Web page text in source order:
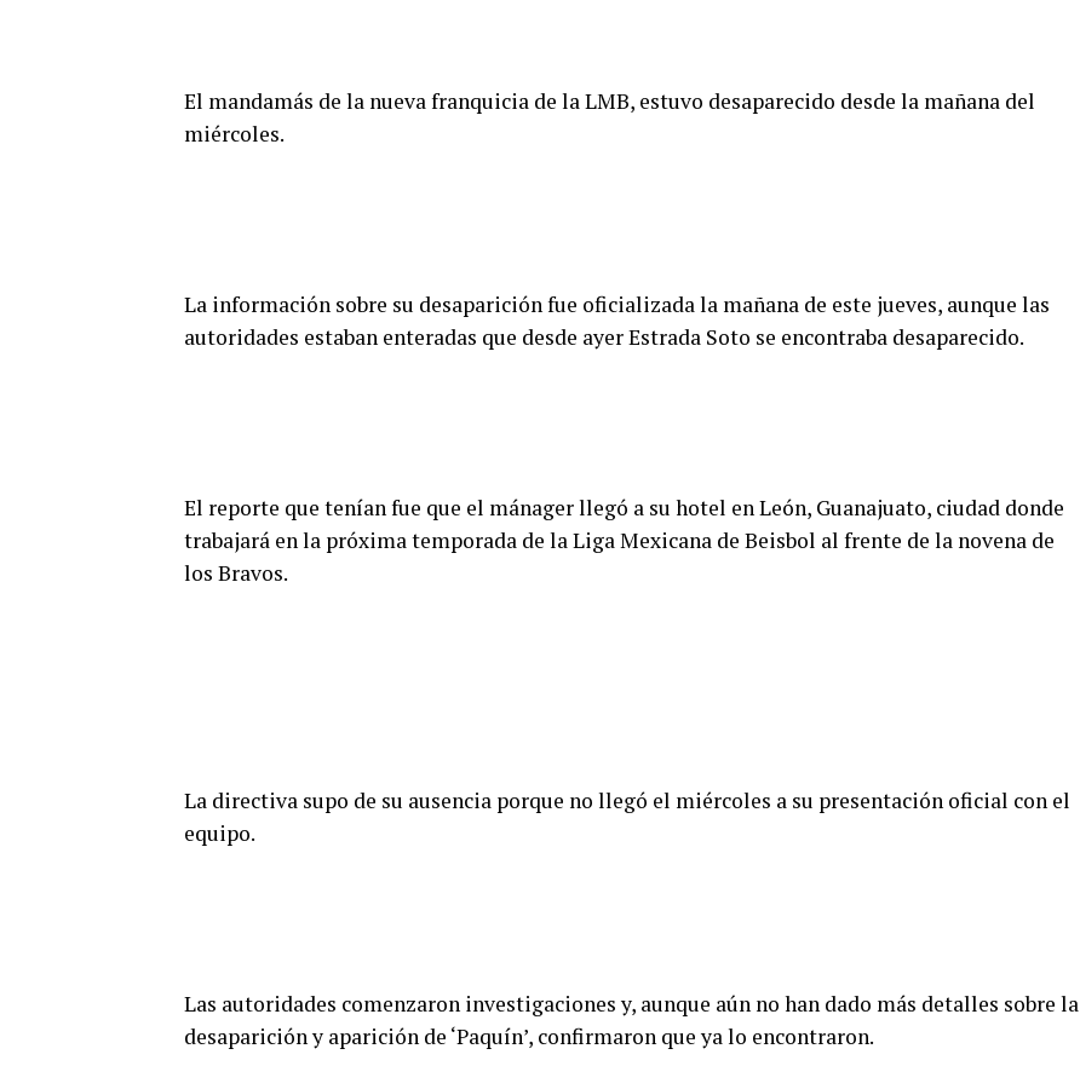
El mandamás de la nueva franquicia de la LMB, estuvo desaparecido desde la mañana del
miércoles.
La información sobre su desaparición fue oficializada la mañana de este jueves, aunque las
autoridades estaban enteradas que desde ayer Estrada Soto se encontraba desaparecido.
El reporte que tenían fue que el mánager llegó a su hotel en León, Guanajuato, ciudad donde
trabajará en la próxima temporada de la Liga Mexicana de Beisbol al frente de la novena de
los Bravos.
La directiva supo de su ausencia porque no llegó el miércoles a su presentación oficial con el
equipo.
Las autoridades comenzaron investigaciones y, aunque aún no han dado más detalles sobre la
desaparición y aparición de ‘Paquín’, confirmaron que ya lo encontraron.